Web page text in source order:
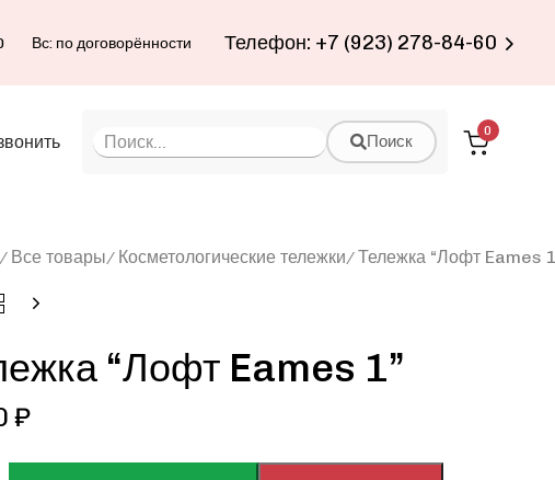
Вс: по договорённости Телефон: +7 (923) 278-84-60
Поиск
0
Все товары Косметологические тележки Тележка “Лофт Eames
“Лофт Eames 1”
₽